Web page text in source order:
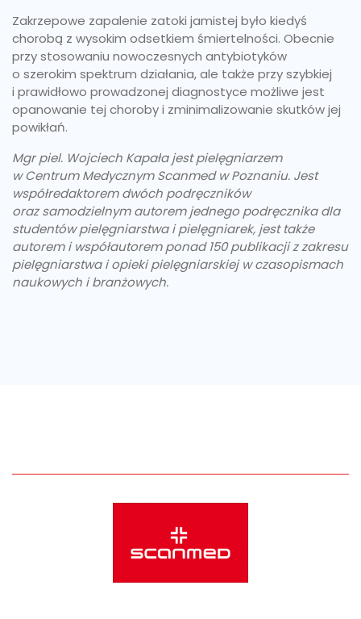
Zakrzepowe zapalenie zatoki jamistej było kiedyś
chorobą z wysokim odsetkiem śmiertelności. Obecnie
przy stosowaniu nowoczesnych antybiotyków
o szerokim spektrum działania, ale także przy szybkiej
i prawidłowo prowadzonej diagnostyce możliwe jest
opanowanie tej choroby i zminimalizowanie skutków jej
powikłań.
Mgr piel. Wojciech Kapała jest pielęgniarzem
w Centrum Medycznym Scanmed w Poznaniu. Jest
współredaktorem dwóch podręczników
oraz samodzielnym autorem jednego podręcznika dla
studentów pielęgniarstwa i pielęgniarek, jest także
autorem i współautorem ponad 150 publikacji z zakresu
pielęgniarstwa i opieki pielęgniarskiej w czasopismach
naukowych i branżowych.